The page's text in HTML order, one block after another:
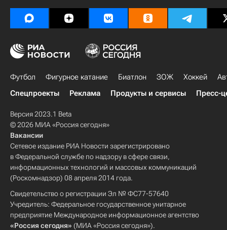
Футбол Фигурное катание Биатлон ЗОЖ Хоккей
Спецпроекты
Реклама Продукты и сервисы Пресс-
Версия 2023.1 Beta
© 2026 МИА «Россия сегодня»
Вакансии
Сетевое издание РИА Новости зарегистрировано
в Федеральной службе по надзору в сфере связи,
информационных технологий и массовых коммуникаций
(Роскомнадзор) 08 апреля 2014 года.
Свидетельство о регистрации Эл № ФС77-57640
Учредитель: Федеральное государственное унитарное
предприятие Международное информационное агентство
«Россия сегодня» (МИА «Россия сегодня»).